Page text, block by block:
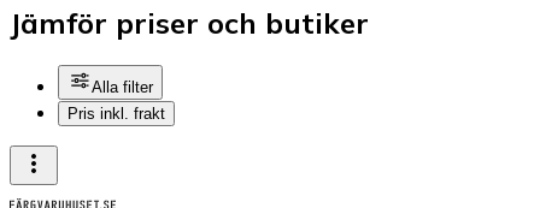
Jämför priser och butiker
Alla filter
Pris inkl. frakt